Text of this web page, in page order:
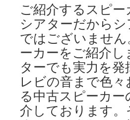
ご紹介するスピ
シアターだから
ではございませ
ーカーをご紹介
ターでも実力を
レビの音まで色
る中古スピーカ
介しております